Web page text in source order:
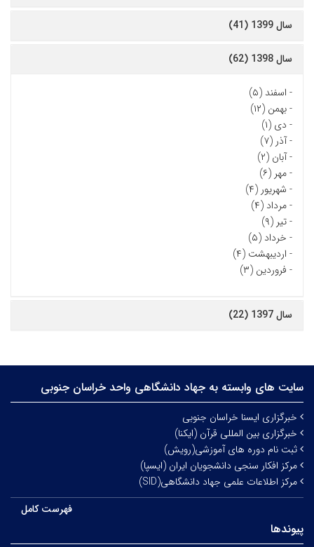
سال 1399 (41)
سال 1398 (62)
- اسفند (۵)
-بهمن (۱۲)
- دی (۱)
-آذر (۷)
-آبان (۲)
-مهر (۶)
- شهریور (۴)
-مرداد (۴)
-تیر (۹)
- خرداد (۵)
- اردیبهشت (۴)
- فروردین (۳)
سال 1397 (22)
سایت های وابسته به جهاد دانشگاهی واحد خراسان جنوبی
خبرگزاری ایسنا خراسان جنوبی
خبرگزاری بین المللی قرآن (ایکنا)
ثبت نام دوره های آموزشی(رویش)
مرکز افکار سنجی دانشجویان ایران (ایسپا)
مرکز اطلاعات علمی جهاد دانشگاهی(SID)
فهرست کامل
پیوندها